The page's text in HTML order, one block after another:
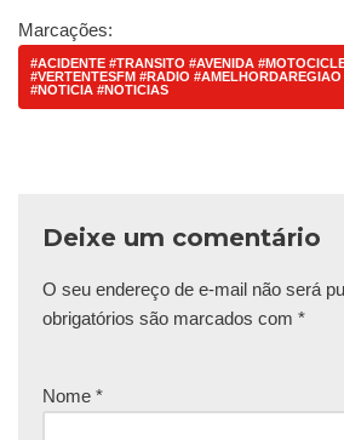
Marcações:
#ACIDENTE #TRANSITO #AVENIDA
#VERTENTESFM #RADIO
#NOTICIA #NOTICIAS
Deixe um comentário
O seu endereço de e-mail não será
obrigatórios são marcados com *
Nome *